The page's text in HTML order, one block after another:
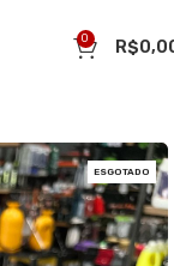
0 R$
ESGOTADO